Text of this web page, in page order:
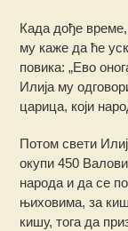
Када дође
му каже да ће
повика: „Ево
Илија му
царица, који
Потом свети
окупи 450
народа и да се
њиховима, за
кишу, тога да